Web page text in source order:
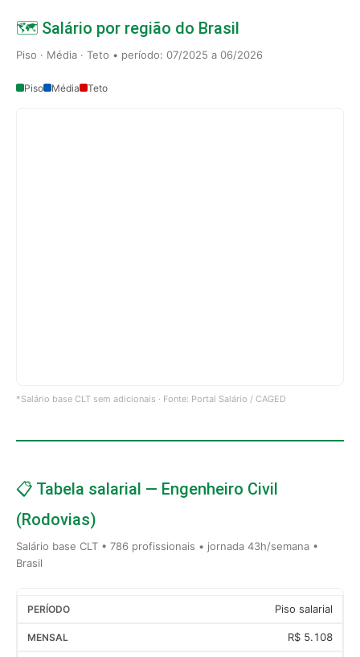
🗺️ Salário por região do Brasil
Piso · Média · Teto • período: 07/2025 a 06/2026
Piso Média Teto
*Salário base CLT sem adicionais · Fonte: Portal Salário / CAGED
📋 Tabela salarial — Engenheiro Civil
(Rodovias)
Salário base CLT • 786 profissionais • jornada 43h/semana •
Brasil
Piso salarial
R$ 5.108